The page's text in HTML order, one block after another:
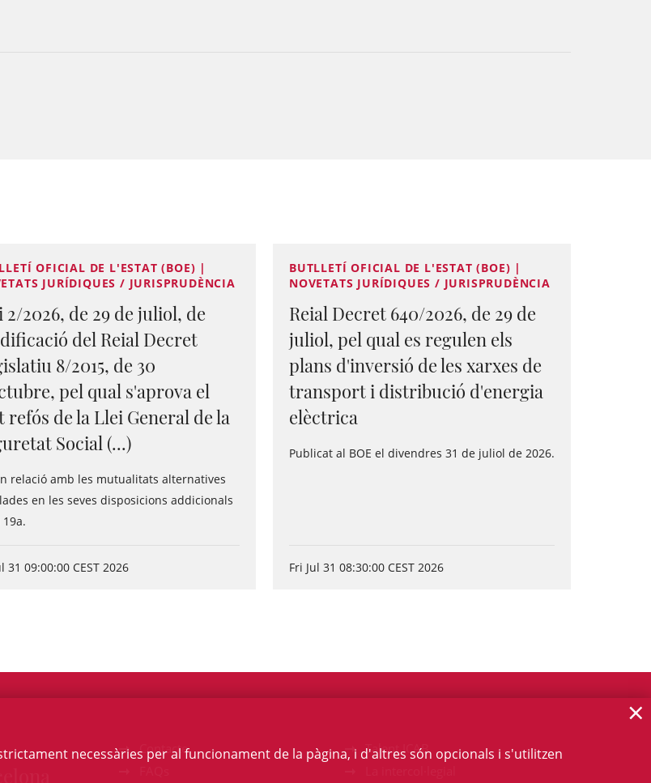
OFICIAL DE L'ESTAT (BOE) |
JURÍDIQUES / JURISPRUDÈNCIA
2/2026, de 29 de juliol, de
del Reial Decret
8/2015, de 30
pel qual s'aprova el
refós de la Llei General de la
Social (...)
relació amb les mutualitats alternatives
en les seves disposicions addicionals
19a.
31 09:00:00 CEST 2026
BUTLLETÍ OFICIAL DE L'ESTAT (BOE) |
NOVETATS JURÍDIQUES / JURISPRUDÈNCIA
Reial Decret 640/2026, de 29 de
juliol, pel qual es regulen els
plans d'inversió de les xarxes de
transport i distribució d'energia
elèctrica
Publicat al BOE el divendres 31 de juliol de 2026.
Fri Jul 31 08:30:00 CEST 2026
Contacte
Talent ICAB
necessàries per al funcionament de la pàgina, i d'altres són opcionals i s'utilitzen
×